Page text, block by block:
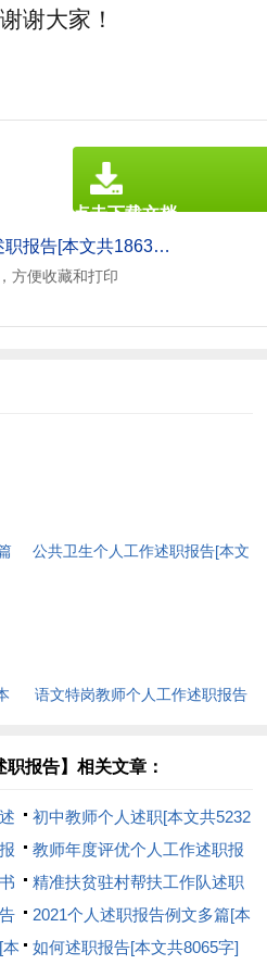
谢大家！
《2019年学校党政办主任述职报告[本文共1863字].doc》
方便收藏和打印
点击下载文档
文档为doc格式
公共卫生个人工作述职报告[本文
语文特岗教师个人工作述职报告
职报告】相关文章：
初中教师个人述职[本文共5232
字]教师年度评优个人工作述职报
告[本文共4861字]
精准扶贫驻村帮扶工作队述职
报告[本文共2258字]
2021个人述职报告例文多篇[本
文共12602字]
如何述职报告[本文共8065字]